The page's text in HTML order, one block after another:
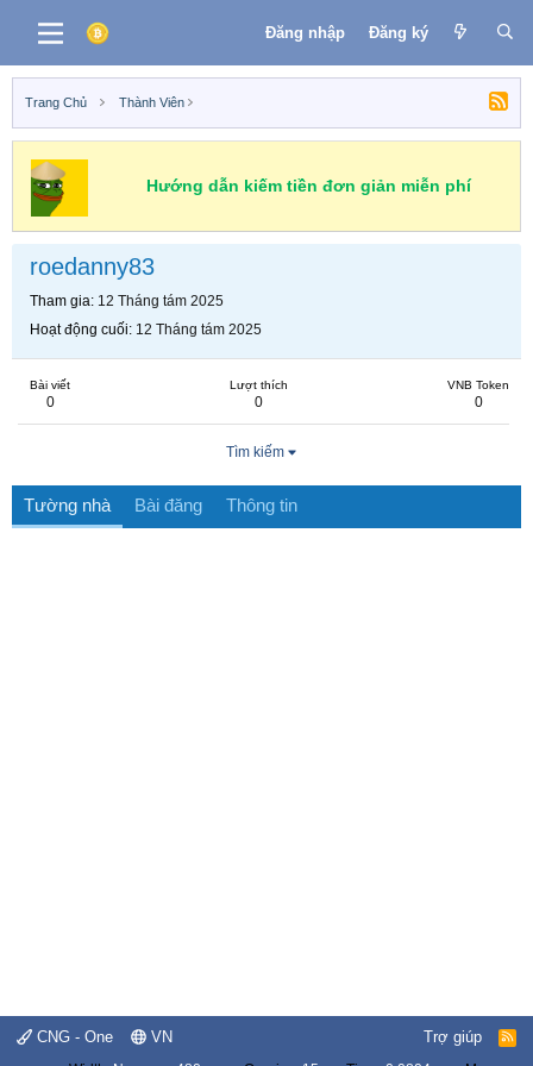
Đăng nhập Đăng ký
Trang Chủ Thành Viên
Hướng dẫn kiếm tiền đơn giản miễn phí
roedanny83
Tham gia 12 Tháng tám 2025
Hoạt động cuối 12 Tháng tám 2025
Bài viết
0
Lượt thích
0
VNB Token
0
Tìm kiếm
Tường nhà Bài đăng Thông tin
CNG - One VN Trợ giúp
R